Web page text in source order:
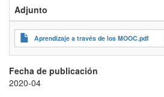
través
de
los
MOOC:
Caso
de
Adjunto
Aprendizaje a través de los MOOC.pdf
Fecha de publicación
2020-04